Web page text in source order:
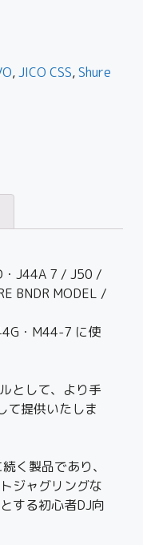
,JICO CSS,Shure
・J44A 7 / J50 /
BNDR MODEL /
・M44-7 に使
として、より手
て提供いたしま
く製品であり、
ジャグリングな
する初心者DJ向